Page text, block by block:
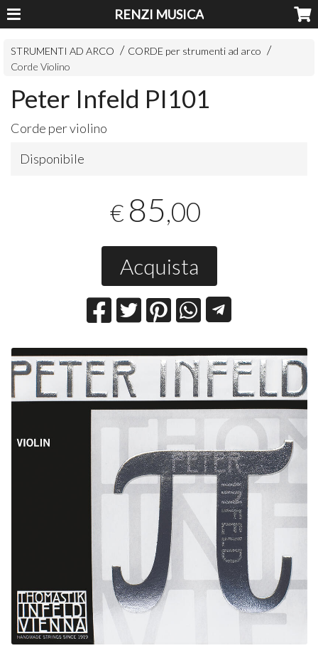
RENZI MUSICA
STRUMENTI AD ARCO
CORDE per strumenti ad arco
Corde Violino
Peter Infeld PI101
Corde per violino
Disponibile
€ 85,00
Acquista